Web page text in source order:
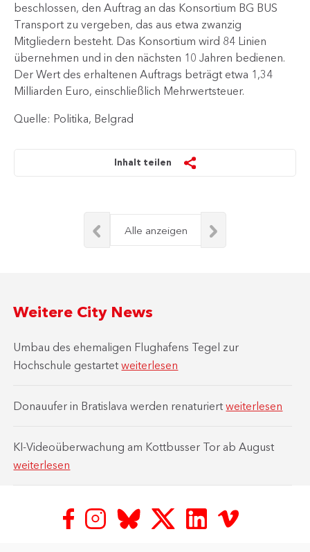
beschlossen, den Auftrag an das Konsortium BG BUS
Transport zu vergeben, das aus etwa zwanzig
Mitgliedern besteht. Das Konsortium wird 84 Linien
übernehmen und in den nächsten 10 Jahren bedienen.
Der Wert des erhaltenen Auftrags beträgt etwa 1,34
Milliarden Euro, einschließlich Mehrwertsteuer.​
Quelle: Politika, Belgrad
Inhalt teilen
Alle anzeigen
Weitere City News
Umbau des ehemaligen Flughafens Tegel zur
Hochschule gestartetweiterlesen
Donauufer in Bratislava werden renaturiertweiterlesen
KI-Videoüberwachung am Kottbusser Tor ab August
weiterlesen